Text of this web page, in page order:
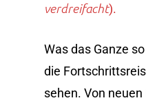
verdreifacht).
Was das Ganze
die
sehen. Von